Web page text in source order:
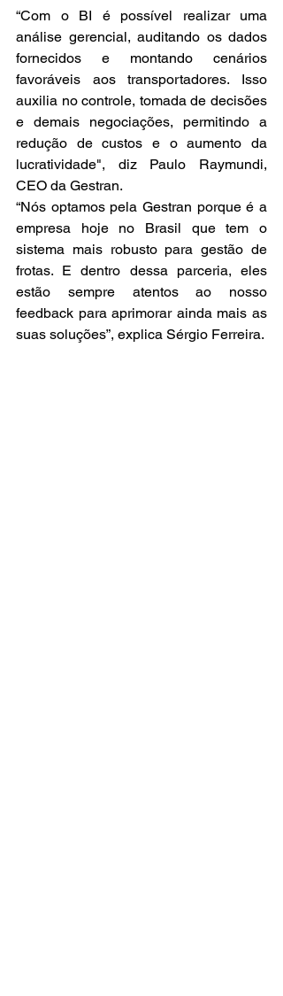
“Com o BI é possível realizar uma
análise gerencial, auditando os dados
fornecidos e montando cenários
favoráveis aos transportadores. Isso
auxilia no controle, tomada de decisões
e demais negociações, permitindo a
redução de custos e o aumento da
lucratividade", diz Paulo Raymundi,
CEO da Gestran.
“Nós optamos pela Gestran porque é a
empresa hoje no Brasil que tem o
sistema mais robusto para gestão de
frotas. E dentro dessa parceria, eles
estão sempre atentos ao nosso
feedback para aprimorar ainda mais as
suas soluções”, explica Sérgio Ferreira.